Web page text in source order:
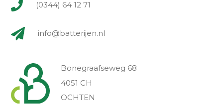
(0344) 64 12 71
info@batterijen.nl
Bonegraafseweg 68
4051 CH
OCHTEN